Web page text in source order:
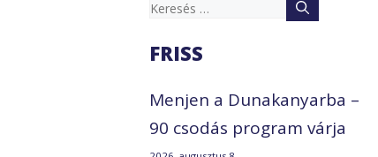
Keresés:
FRISS
Menjen a Dunakanyarba –
90 csodás program várja